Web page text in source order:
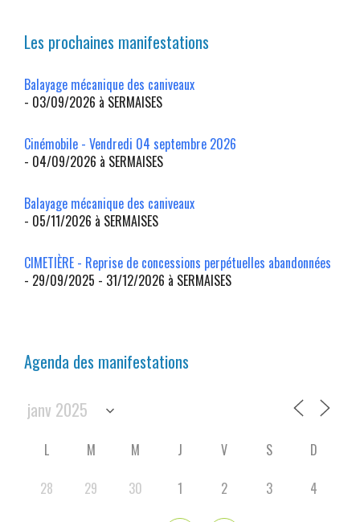
Les prochaines manifestations
Balayage mécanique des caniveaux
- 03/09/2026 à SERMAISES
Cinémobile - Vendredi 04 septembre 2026
- 04/09/2026 à SERMAISES
Balayage mécanique des caniveaux
- 05/11/2026 à SERMAISES
CIMETIÈRE - Reprise de concessions perpétuelles abandonnées
- 29/09/2025 - 31/12/2026 à SERMAISES
Agenda des manifestations
L M M J V S
D
28
29 30 1 2 3 4